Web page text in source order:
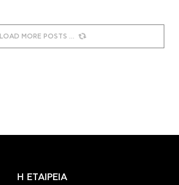
LOAD MORE POSTS
Η ΕΤΑΙΡΕΙΑ